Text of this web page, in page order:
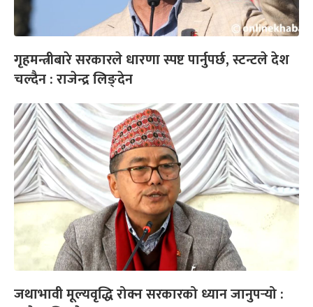
गृहमन्त्रीबारे सरकारले धारणा स्पष्ट पार्नुपर्छ, स्टन्टले देश
चल्दैन : राजेन्द्र लिङ्देन
जथाभावी मूल्यवृद्धि रोक्न सरकारको ध्यान जानुपर्‍यो :